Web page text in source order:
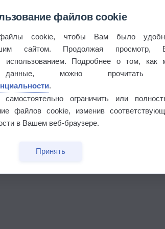
файлов cookie
cookie, чтобы Вам было
сайтом. Продолжая просмотр,
использованием. Подробнее о том, как
данные, можно прочитать
.
ограничить или
файлов cookie, изменив
в Вашем веб-браузере.
Принять